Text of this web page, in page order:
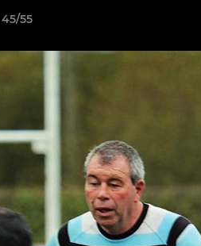
45/55